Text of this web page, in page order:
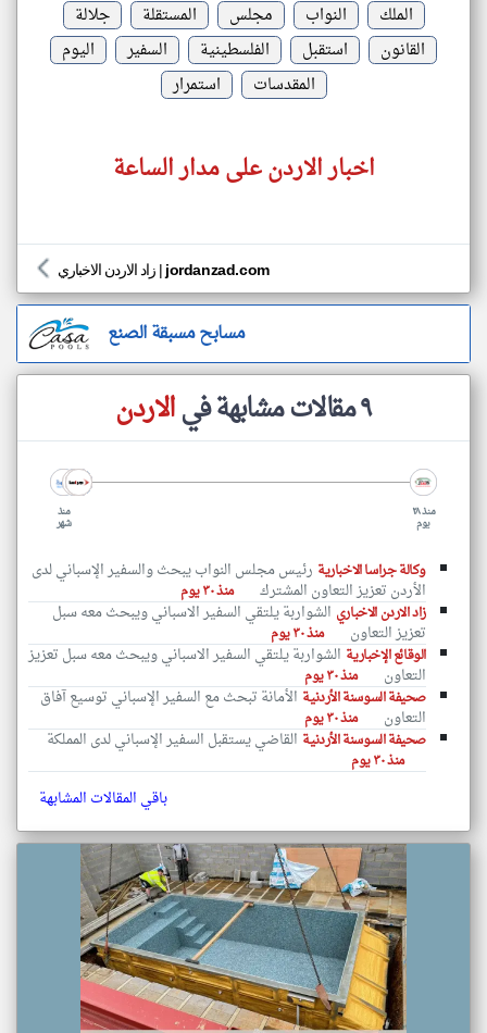
الملك
النواب مجلس المستقلة
جلالة
القانون
استقبل الفلسطينية السفير
اليوم
المقدسات
استمرار
اخبار الاردن على مدار الساعة
زاد الاردن الاخباري | jordanzad.com
مسابح مسبقة الصنع
٩ مقالات مشابهة في الاردن
منذ
شهر
منذ ٢٨
يوم
وكالة جراسا الاخبارية رئيس مجلس النواب يبحث والسفير الإسباني لدى
الأردن تعزيز التعاون المشترك
منذ ٣٠ يوم
زاد الاردن الاخباري الشواربة يلتقي السفير الاسباني ويبحث معه سبل
تعزيز التعاون
منذ ٣٠ يوم
الوقائع الإخبارية الشواربة يلتقي السفير الاسباني ويبحث معه سبل تعزيز
التعاون
منذ ٣٠ يوم
صحيفة السوسنة الأردنية الأمانة تبحث مع السفير الإسباني توسيع آفاق
التعاون
منذ ٣٠ يوم
صحيفة السوسنة الأردنية القاضي يستقبل السفير الإسباني لدى المملكة
منذ ٣٠ يوم
باقي المقالات المشابهة